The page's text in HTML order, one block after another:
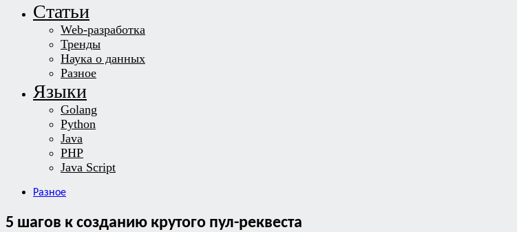
Статьи
Web-разработка
Тренды
Наука о данных
Разное
Языки
Golang
Python
Java
PHP
Java Script
Разное
5 шагов к созданию крутого пул-реквеста